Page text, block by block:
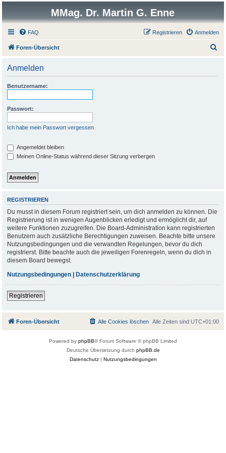
MMag. Dr. Martin G. Enne
FAQ Anmelden
Registrieren
Foren-Übersicht
Anmelden
Benutzername:
Passwort:
Ich habe mein Passwort vergessen
Angemeldet bleiben
Meinen Online-Status während dieser Sitzung verbergen
REGISTRIEREN
Du musst in diesem Forum registriert sein, um dich anmelden zu können. Die
Registrierung ist in wenigen Augenblicken erledigt und ermöglicht dir, auf
weitere Funktionen zuzugreifen. Die Board-Administration kann registrierten
Benutzern auch zusätzliche Berechtigungen zuweisen. Beachte bitte unsere
Nutzungsbedingungen und die verwandten Regelungen, bevor du dich
registrierst. Bitte beachte auch die jeweiligen Forenregeln, wenn du dich in
diesem Board bewegst.
Nutzungsbedingungen |Datenschutzerklärung
Registrieren
Foren-Übersicht Alle Zeiten sind UTC+01:00
Alle Cookies löschen
Powered by phpBB® Forum Software © phpBB Limited
Deutsche Übersetzung durch phpBB.de
Datenschutz| Nutzungsbedingungen